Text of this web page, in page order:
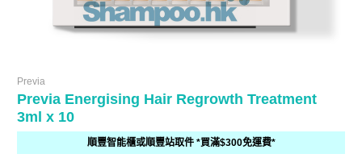
Previa
Previa Energising Hair Regrowth Treatment
3ml x 10
順豐智能櫃或順豐站取件 *買滿$300免運費*